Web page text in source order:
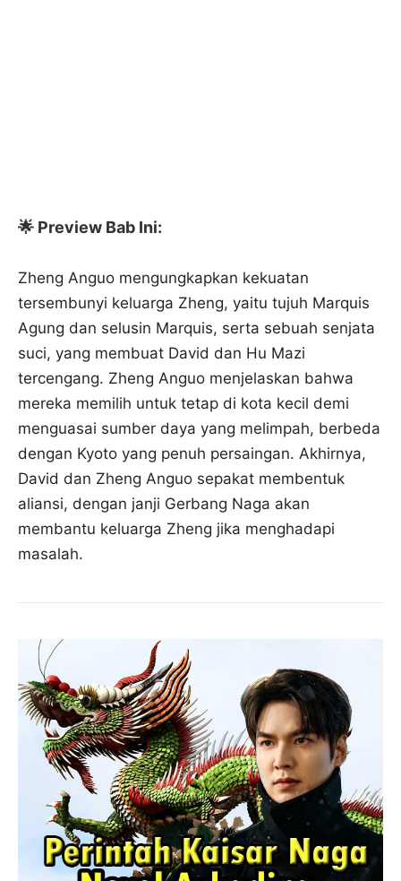
🌟 Preview Bab Ini:
Zheng Anguo mengungkapkan kekuatan
tersembunyi keluarga Zheng, yaitu tujuh Marquis
Agung dan selusin Marquis, serta sebuah senjata
suci, yang membuat David dan Hu Mazi
tercengang. Zheng Anguo menjelaskan bahwa
mereka memilih untuk tetap di kota kecil demi
menguasai sumber daya yang melimpah, berbeda
dengan Kyoto yang penuh persaingan. Akhirnya,
David dan Zheng Anguo sepakat membentuk
aliansi, dengan janji Gerbang Naga akan
membantu keluarga Zheng jika menghadapi
masalah.